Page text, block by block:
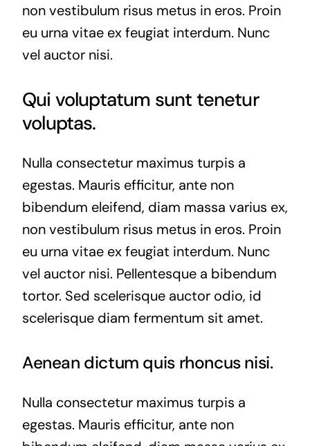
non vestibulum risus metus in eros. Proin
eu urna vitae ex feugiat interdum. Nunc
vel auctor nisi.
Qui voluptatum sunt tenetur
voluptas.
Nulla consectetur maximus turpis a
egestas. Mauris efficitur, ante non
bibendum eleifend, diam massa varius ex,
non vestibulum risus metus in eros. Proin
eu urna vitae ex feugiat interdum. Nunc
vel auctor nisi. Pellentesque a bibendum
tortor. Sed scelerisque auctor odio, id
scelerisque diam fermentum sit amet.
Aenean dictum quis rhoncus nisi.
Nulla consectetur maximus turpis a
egestas. Mauris efficitur, ante non